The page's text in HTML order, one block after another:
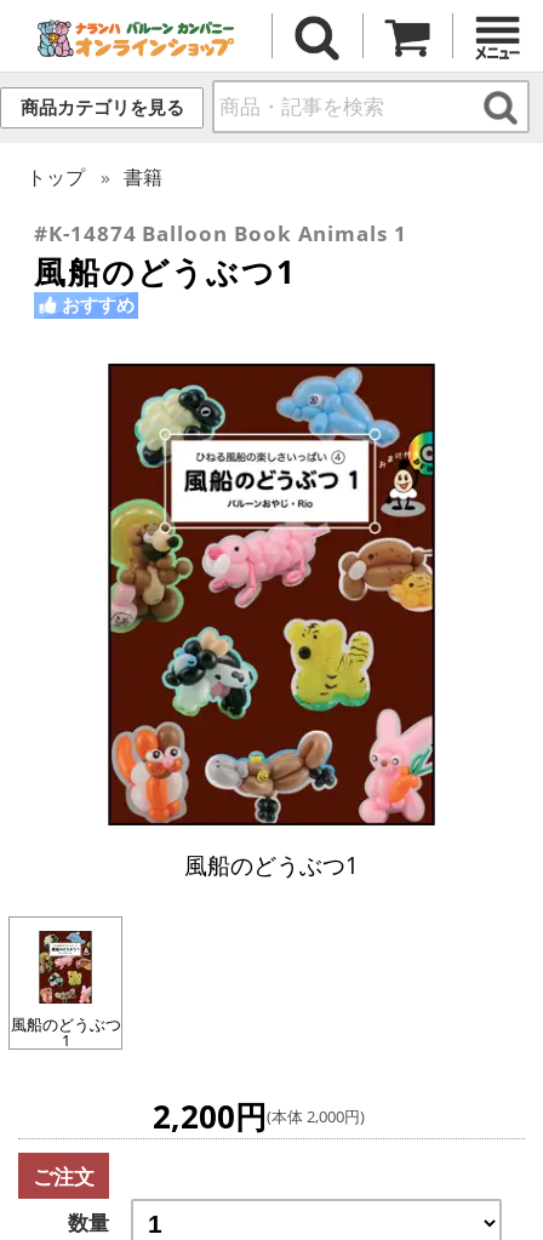
商品カテゴリを見る
トップ 書籍
#K-14874 Balloon Book Animals 1
風船のどうぶつ1
おすすめ
風船のどうぶつ1
風船のどうぶつ
1
2,200円(本体 2,000円)
ご注文
数量